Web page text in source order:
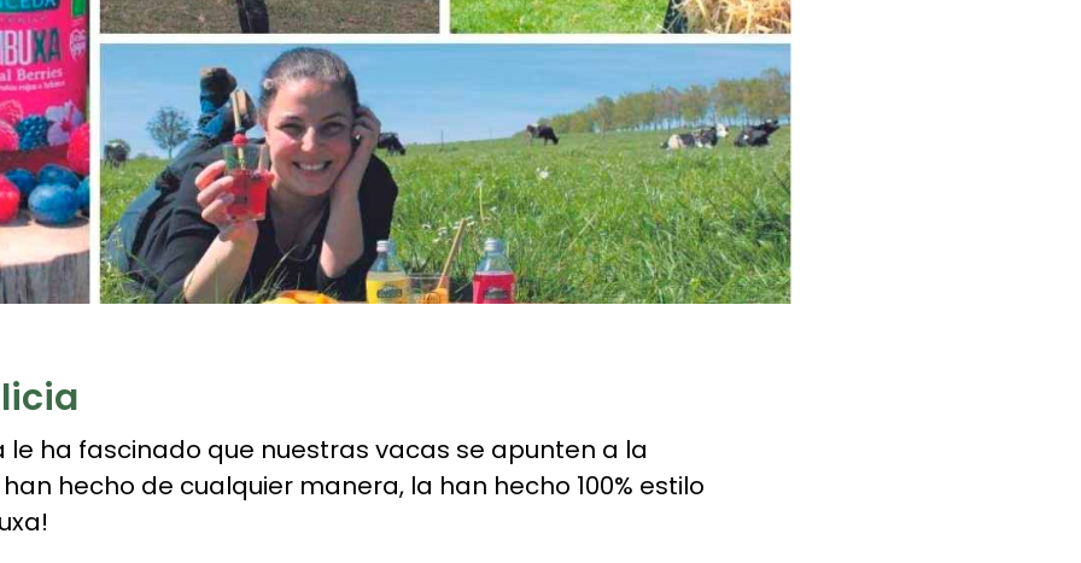
le ha fascinado que nuestras vacas se apunten a la
hecho de cualquier manera, la han hecho 100% estilo